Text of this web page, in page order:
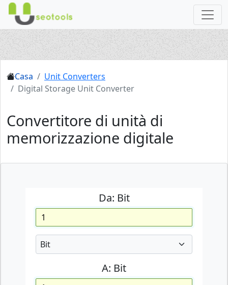
Casa
Unit Converters
Digital Storage Unit Converter
Convertitore di unità di
memorizzazione digitale
Da: Bit
A: Bit